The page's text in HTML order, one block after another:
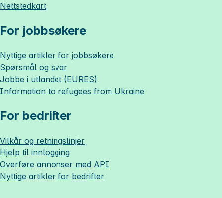
Nettstedkart
For jobbsøkere
Nyttige artikler for jobbsøkere
Spørsmål og svar
Jobbe i utlandet (EURES)
Information to refugees from Ukraine
For bedrifter
Vilkår og retningslinjer
Hjelp til innlogging
Overføre annonser med API
Nyttige artikler for bedrifter